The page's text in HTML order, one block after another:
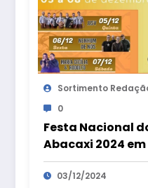
Sortimento
0
Festa Nacional
Abacaxi 2024
de Areia :
programação de
03/12/2024